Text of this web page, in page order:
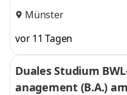
Münster
vor 11 Tagen
Duales Studium
anagement (B.A.)